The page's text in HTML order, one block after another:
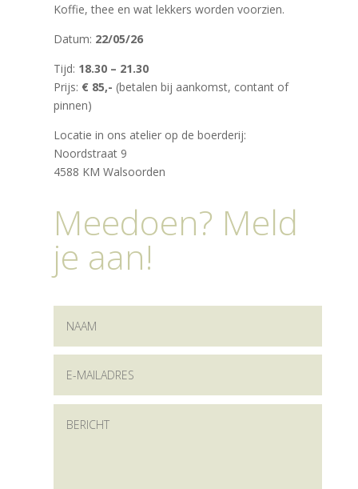
Koffie, thee en wat lekkers worden voorzien.
Datum: 22/05/26
Tijd: 18.30 – 21.30
Prijs: € 85,- (betalen bij aankomst, contant of
pinnen)
Locatie in ons atelier op de boerderij:
Noordstraat 9
4588 KM Walsoorden
Meedoen? Meld
je aan!